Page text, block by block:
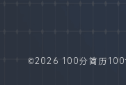
©2026 100分简历